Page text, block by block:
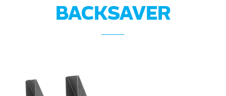
BACKSAVER